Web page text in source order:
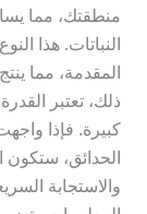
منطقتك، مما
النباتات. هذا
المقدمة، مما
ذلك، تعتبر
كبيرة. فإذا
الحدائق، ستكون
والاستجابة